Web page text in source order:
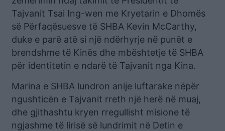
Tajvanit Tsai Ing-wen me Kryetarin e Dhomës
së Përfaqësuesve të SHBA Kevin McCarthy,
duke e parë atë si një ndërhyrje në punët e
brendshme të Kinës dhe mbështetje të SHBA
për identitetin e ndarë të Tajvanit nga Kina.
Marina e SHBA lundron anije luftarake nëpër
ngushticën e Tajvanit rreth një herë në muaj,
dhe gjithashtu kryen rregullisht misione të
ngjashme të lirisë së lundrimit në Detin e